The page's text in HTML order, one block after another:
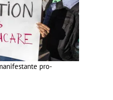
pro-